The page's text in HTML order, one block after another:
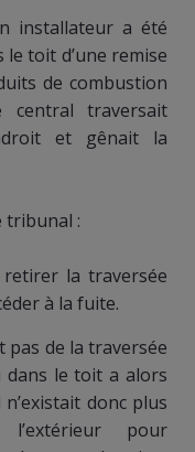
installateur a été
toit d’une remise
de combustion
central traversait
et gênait la
tribunal :
retirer la traversée
à la fuite.
pas de la traversée
le toit a alors
donc plus
pour